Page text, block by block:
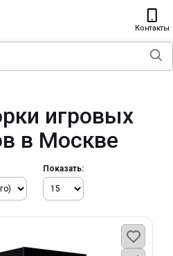
Контакты
игровых
в Москве
Показать: